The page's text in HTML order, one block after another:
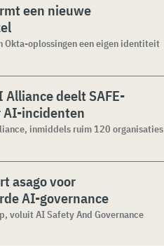
een nieuwe
Okta-oplossingen een eigen identiteit
Alliance deelt SAFE-
incidenten
inmiddels ruim 120 organisaties
asago voor
AI-governance
voluit AI Safety And Governance